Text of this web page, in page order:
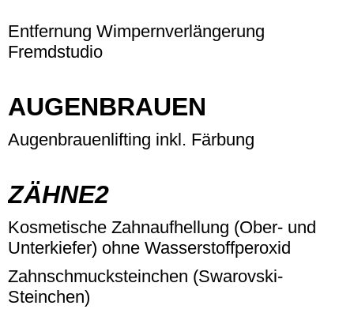
Entfernung Wimpernverlängerung
Fremdstudio
AUGENBRAUEN
Augenbrauenlifting inkl. Färbung
ZÄHNE2
Kosmetische Zahnaufhellung (Ober- und
Unterkiefer) ohne Wasserstoffperoxid
Zahnschmucksteinchen (Swarovski-
Steinchen)